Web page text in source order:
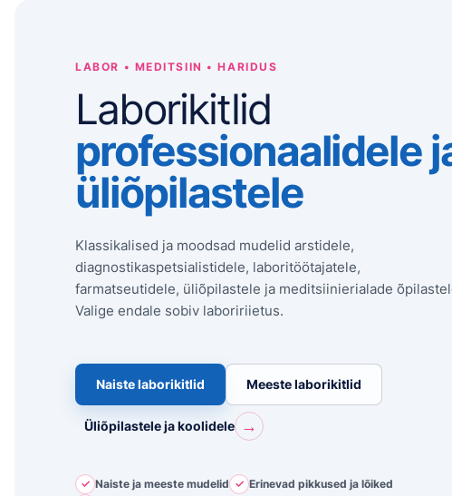
LABOR • MEDITSIIN • HARIDUS
Laborikitlid
professionaalidele
üliõpilastele
Klassikalised ja moodsad mudelid arstidele,
diagnostikaspetsialistidele, laboritöötajatele,
farmatseutidele, üliõpilastele ja meditsiinierialade
Valige endale sobiv laboririietus.
Naiste laborikitlid Meeste laborikitlid
Üliõpilastele ja koolidele →
✓ Naiste ja meeste mudelid ✓ Erinevad pikkused ja lõiked